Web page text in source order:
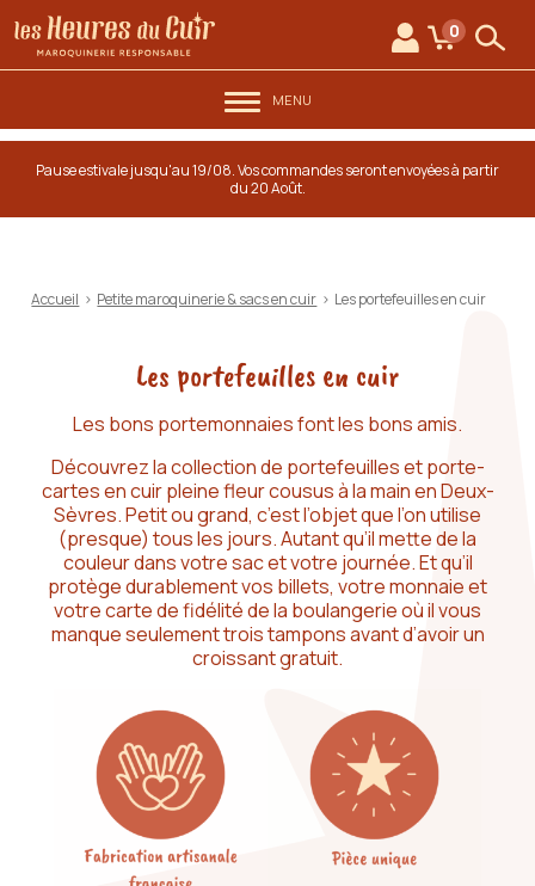
Les Heures du Cuir
MENU
Mon compte
0
Mon
Pause estivale jusqu'au 19/08. Vos commandes seront envoyées à partir
du 20 Août.
Accueil > Petite maroquinerie & sacs en cuir > Les portefeuilles en cuir
Les portefeuilles en cuir
Les bons portemonnaies font les bons amis.
Découvrez la collection de portefeuilles et porte-
cartes en cuir pleine fleur cousus à la main en Deux-
Sèvres. Petit ou grand, c’est l’objet que l’on utilise
(presque) tous les jours. Autant qu’il mette de la
couleur dans votre sac et votre journée. Et qu’il
protège durablement vos billets, votre monnaie et
votre carte de fidélité de la boulangerie où il vous
manque seulement trois tampons avant d’avoir un
croissant gratuit.